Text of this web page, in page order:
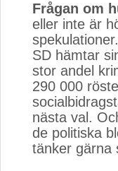
Frågan om
eller inte är
SD hämtar
stor andel
290 000
nästa val.
de politiska
tänker gärna